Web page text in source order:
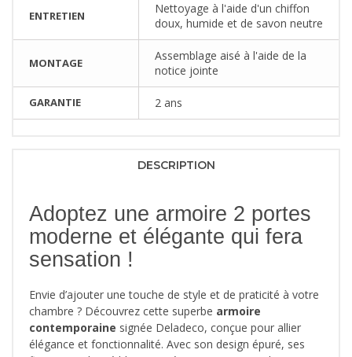
ENTRETIEN
Nettoyage à l'aide d'un chiffon
doux, humide et de savon neutre
MONTAGE
Assemblage aisé à l'aide de la
notice jointe
GARANTIE 2 ans
DESCRIPTION
Adoptez une armoire 2 portes
moderne et élégante qui fera
sensation !
Envie d’ajouter une touche de style et de praticité à votre
chambre ? Découvrez cette superbe armoire
contemporaine signée Deladeco, conçue pour allier
élégance et fonctionnalité. Avec son design épuré, ses